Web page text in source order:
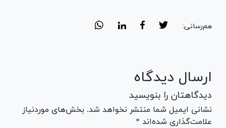
هم‌رسانی:
ارسال دیدگاه
دیدگاهتان را بنویسید
نشانی ایمیل شما منتشر نخواهد شد. بخش‌های موردنیاز
علامت‌گذاری شده‌اند *